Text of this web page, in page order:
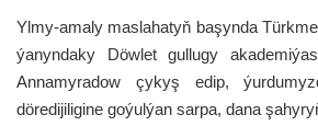
Ylmy-amaly maslahatyň başynda
ýanyndaky Döwlet gullugy
Annamyradow çykyş edip,
döredijiligine goýulýan sarpa, dana